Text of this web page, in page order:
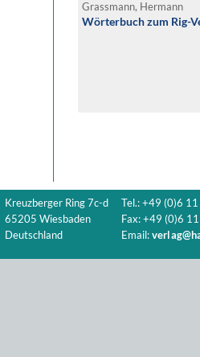
Grassmann, Hermann
Wörterbuch zum Rig-
Kreuzberger Ring 7c-d
65205 Wiesbaden
Deutschland
Tel.: +49 (0)6
Fax: +49 (0)6
Email: